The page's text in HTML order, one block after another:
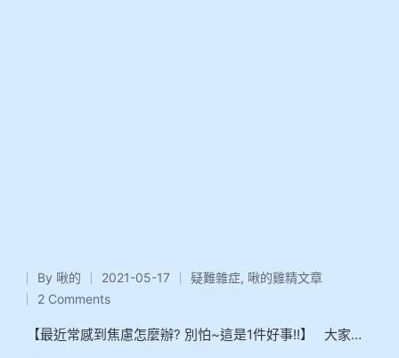
By 啾的 2021-05-17 疑難雜症, 啾的雞精文章
2 Comments
【最近常感到焦慮怎麼辦? 別怕~這是1件好事!!】 大家…